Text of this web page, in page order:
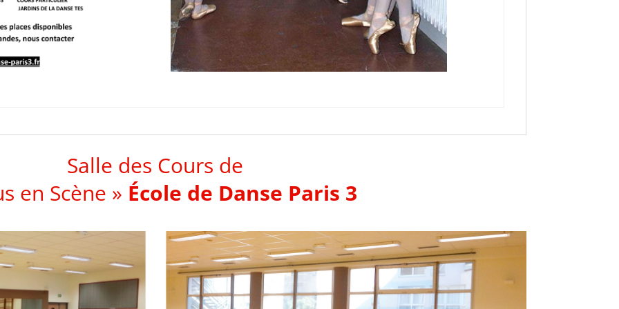
Salle des Cours de
en Scène » École de Danse Paris 3